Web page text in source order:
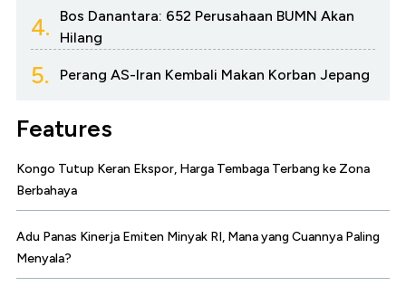
4.
Bos Danantara: 652 Perusahaan BUMN Akan
Hilang
5. Perang AS-Iran Kembali Makan Korban Jepang
Features
Kongo Tutup Keran Ekspor, Harga Tembaga Terbang ke Zona
Berbahaya
Adu Panas Kinerja Emiten Minyak RI, Mana yang Cuannya Paling
Menyala?